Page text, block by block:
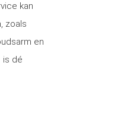
kan
zoals
en
is dé